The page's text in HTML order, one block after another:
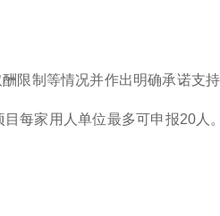
限制等情况并作出明确承诺支
每家用人单位最多可申报20人